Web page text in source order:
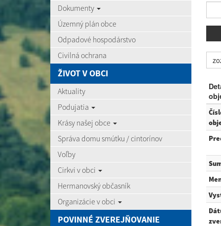
Dokumenty
Územný plán obce
Odpadové hospodárstvo
Civilná ochrana
ŽIVOT V OBCI
Aktuality
Podujatia
Krásy našej obce
Správa domu smútku / cintorínov
Voľby
Cirkvi v obci
Hermanovský občasník
Organizácie v obci
POVINNÉ ZVEREJŇOVANIE